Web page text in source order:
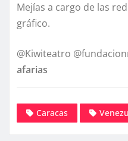
Mejías a cargo de las
gráfico.
@Kiwiteatro
afarias
Caracas